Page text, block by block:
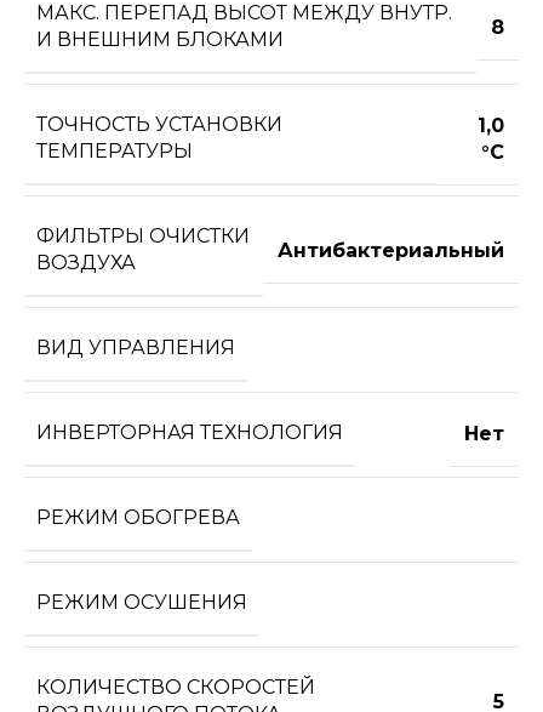
МАКС. ПЕРЕПАД ВЫСОТ МЕЖДУ ВНУТР.
И ВНЕШНИМ БЛОКАМИ
8
ТОЧНОСТЬ УСТАНОВКИ
ТЕМПЕРАТУРЫ
1,0
°С
ФИЛЬТРЫ ОЧИСТКИ
ВОЗДУХА
Антибактериальный
ВИД УПРАВЛЕНИЯ
ИНВЕРТОРНАЯ ТЕХНОЛОГИЯ Нет
РЕЖИМ ОБОГРЕВА
РЕЖИМ ОСУШЕНИЯ
КОЛИЧЕСТВО СКОРОСТЕЙ
5